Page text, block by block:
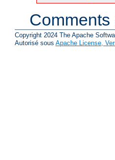
Copyright 2024 The Apache
Autorisé sous Apache License,